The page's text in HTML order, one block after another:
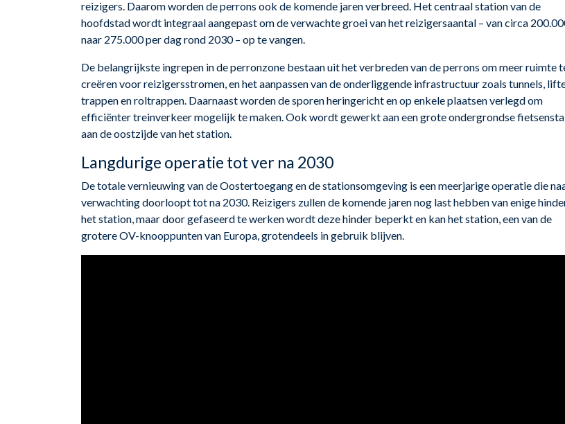
reizigers. Daarom worden de perrons ook de komende jaren verbreed. Het centraal station van de
hoofdstad wordt integraal aangepast om de verwachte groei van het reizigersaantal – van circa
naar 275.000 per dag rond 2030 – op te vangen.
De belangrijkste ingrepen in de perronzone bestaan uit het verbreden van de perrons om meer ruimte
creëren voor reizigersstromen, en het aanpassen van de onderliggende infrastructuur zoals tunnels,
trappen en roltrappen. Daarnaast worden de sporen heringericht en op enkele plaatsen verlegd om
efficiënter treinverkeer mogelijk te maken. Ook wordt gewerkt aan een grote ondergrondse
aan de oostzijde van het station.
Langdurige operatie tot ver na 2030
De totale vernieuwing van de Oostertoegang en de stationsomgeving is een meerjarige operatie die
verwachting doorloopt tot na 2030. Reizigers zullen de komende jaren nog last hebben van enige
het station, maar door gefaseerd te werken wordt deze hinder beperkt en kan het station, een van de
grotere OV-knooppunten van Europa, grotendeels in gebruik blijven.